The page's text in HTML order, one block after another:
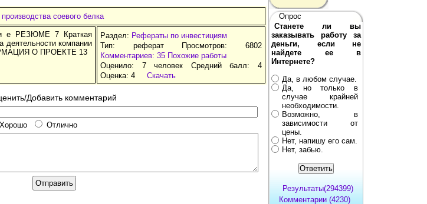
соевого белка
е РЕЗЮМЕ 7 Краткая
деятельности компании
О ПРОЕКТЕ 13
Раздел: Рефераты по инвестициям
Тип: реферат Просмотров: 6802
Комментариев: 35 Похожие работы
Оценило: 7 человек Средний балл: 4
Оценка: 4 Скачать
Добавить комментарий
Хорошо Отлично
Опрос
Станете ли вы
заказывать работу за
деньги, если не
найдете ее в
Интернете?
Да, в любом случае.
Да, но только в
случае крайней
необходимости.
Возможно, в
зависимости от
цены.
Нет, напишу его сам.
Нет, забью.
Результаты(294399)
Комментарии (4230)